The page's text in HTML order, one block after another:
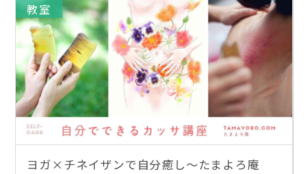
教室
ヨガ×チネイザンで自分癒し～たまよろ庵